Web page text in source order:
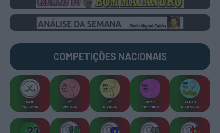
COMPETIÇÕES NACIONAIS
CAMP
PLACARD
2ª
DIVISÃO
3ª
DIVISÃO
CAMP
FEMININO
TAÇAS
DIVERSAS